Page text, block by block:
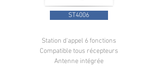
ST4006
Station d'appel 6 fonctions
Compatible tous récepteurs
Antenne intégrée